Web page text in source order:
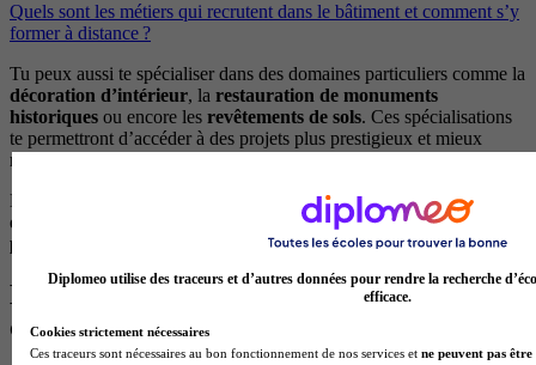
Quels sont les métiers qui recrutent dans le bâtiment et comment s’y
former à distance ?
Tu peux aussi te spécialiser dans des domaines particuliers comme la
décoration d’intérieur, la restauration de monuments
historiques ou encore les revêtements de sols. Ces spécialisations
te permettront d’accéder à des projets plus prestigieux et mieux
rémunérés.
Enfin, si tu souhaites changer complètement de cap, tes compétences
en peinture peuvent te servir dans d’autres métiers du bâtiment :
plaquiste
solier-moquettisteou mêmedécorateur.
Le salaire du peintre en bâtiment :
combien pour repeindre les murs ?
Diplomeo utilise des traceurs et d’autres données pour rendre la recherche
efficace.
Cookies strictement nécessaires
Ces traceurs sont nécessaires au bon fonctionnement de nos services et ne peuvent pas être